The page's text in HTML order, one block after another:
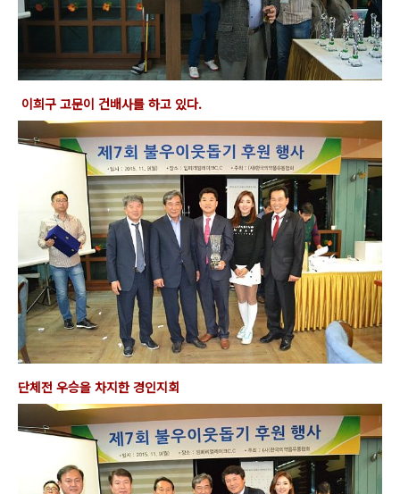
이희구 고문이 건배사를 하고 있다.
단체전 우승을 차지한 경인지회